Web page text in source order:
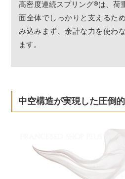
高密度連続スプリング®は、荷
面全体でしっかりと支えるた
み込みまず、余計な力を使わ
ます。
中空構造が実現した圧倒